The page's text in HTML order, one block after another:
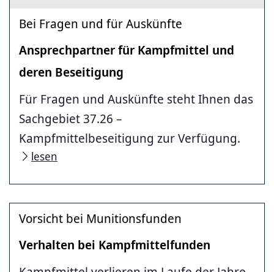
Bei Fragen und für Auskünfte
Ansprechpartner für Kampfmittel und
deren Beseitigung
Für Fragen und Auskünfte steht Ihnen das
Sachgebiet 37.26 –
Kampfmittelbeseitigung zur Verfügung.
lesen
Vorsicht bei Munitionsfunden
Verhalten bei Kampfmittelfunden